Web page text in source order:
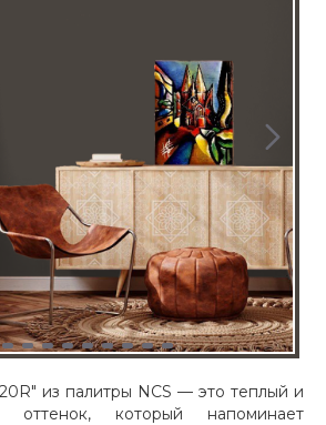
из палитры NCS — это теплый и
оттенок, который напоминает